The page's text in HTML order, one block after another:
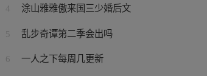
4 涂山雅雅傲来国三少婚后文
5 乱步奇谭第二季会出吗
6 一人之下每周几更新